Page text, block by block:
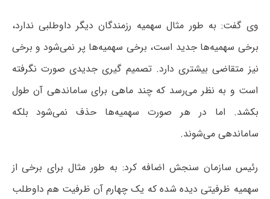
وی گفت: به طور مثال سهمیه رزمندگان دیگر داوطلبی ندارد،
برخی سهمیه‌ها جدید است، برخی سهمیه‌ها پر نمی‌شود و برخی
نیز متقاضی بیشتری دارد. تصمیم گیری جدیدی صورت نگرفته
است و به نظر می‌رسد که چند ماهی برای ساماندهی آن طول
بکشد. اما در هر صورت سهمیه‌ها حذف نمی‌شود بلکه
ساماندهی می‌شوند.
رئیس سازمان سنجش اضافه کرد: به طور مثال برای برخی از
سهمیه ظرفیتی دیده شده که یک چهارم آن ظرفیت هم داوطلب